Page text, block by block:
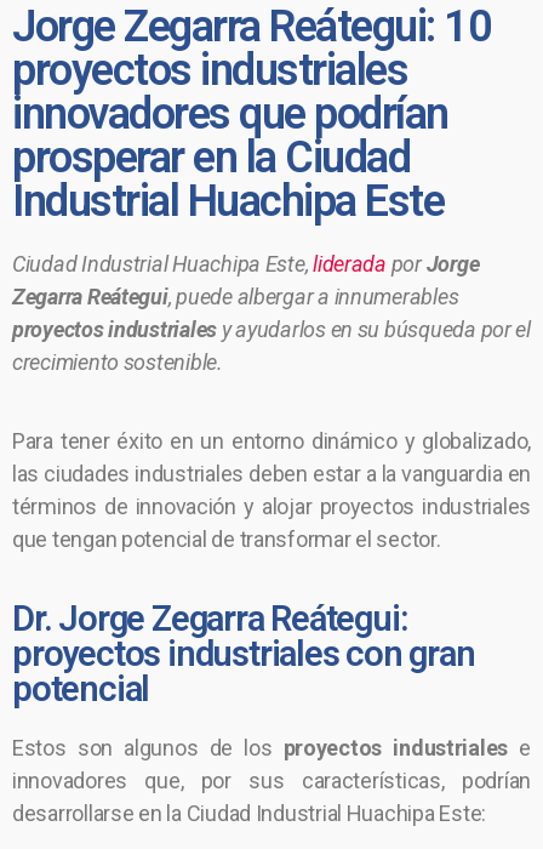
Jorge Zegarra Reátegui: 10
proyectos industriales
innovadores que podrían
prosperar en la Ciudad
Industrial Huachipa Este
Ciudad Industrial Huachipa Este,liderada porJorge
Zegarra Reátegui, puede albergar a innumerables
proyectos industriales y ayudarlos en su búsqueda por el
crecimiento sostenible.
Para tener éxito en un entorno dinámico y globalizado,
las ciudades industriales deben estar a la vanguardia en
términos de innovación y alojar proyectos industriales
que tengan potencial de transformar el sector.
Dr. Jorge Zegarra Reátegui:
proyectos industriales con gran
potencial
Estos son algunos de los proyectos industriales e
innovadores que, por sus características, podrían
desarrollarse en la Ciudad Industrial Huachipa Este: